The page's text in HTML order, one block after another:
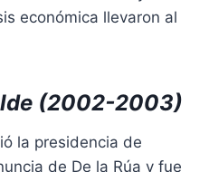
económica llevaron al
(2002-2003)
la presidencia de
de De la Rúa y fue